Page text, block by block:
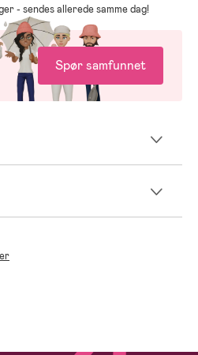
- sendes allerede samme dag!
Spør samfunnet